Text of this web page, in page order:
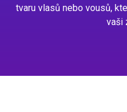
tvaru vlasů nebo vousů,
vaši